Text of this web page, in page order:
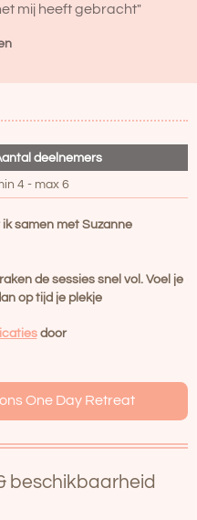
mij heeft gebracht"
deelnemers
4 - max 6
samen met Suzanne
de sessies snel vol. Voel je
op tijd je plekje
door
One Day Retreat
beschikbaarheid